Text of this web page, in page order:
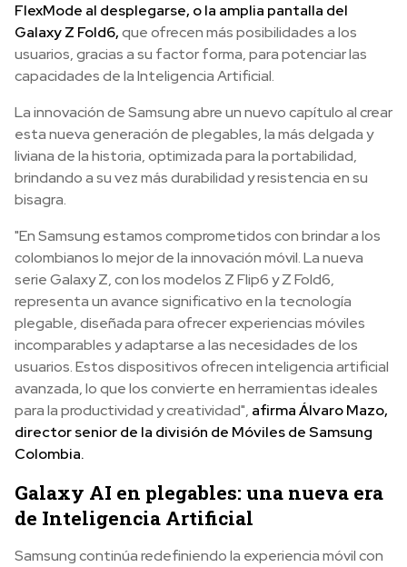
FlexMode al desplegarse, o la amplia pantalla del
Galaxy Z Fold6,que ofrecen más posibilidades a los
usuarios, gracias a su factor forma, para potenciar las
capacidades de la Inteligencia Artificial.
La innovación de Samsung abre un nuevo capítulo al crear
esta nueva generación de plegables, la más delgada y
liviana de la historia, optimizada para la portabilidad,
brindando a su vez más durabilidad y resistencia en su
bisagra.
"En Samsung estamos comprometidos con brindar a los
colombianos lo mejor de la innovación móvil. La nueva
serie Galaxy Z, con los modelos Z Flip6 y Z Fold6,
representa un avance significativo en la tecnología
plegable, diseñada para ofrecer experiencias móviles
incomparables y adaptarse a las necesidades de los
usuarios. Estos dispositivos ofrecen inteligencia artificial
avanzada, lo que los convierte en herramientas ideales
para la productividad y creatividad", afirma Álvaro Mazo,
director senior de la división de Móviles de Samsung
Colombia.
Galaxy AI en plegables: una nueva era
de Inteligencia Artificial
Samsung continúa redefiniendo la experiencia móvil con